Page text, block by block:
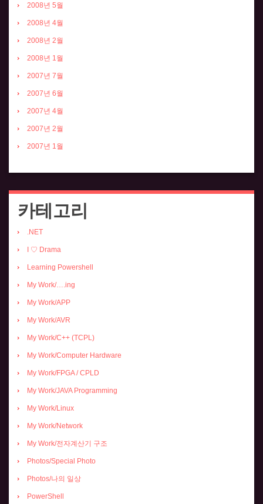
2008년 5월
2008년 4월
2008년 2월
2008년 1월
2007년 7월
2007년 6월
2007년 4월
2007년 2월
2007년 1월
카테고리
.NET
I ♡ Drama
Learning Powershell
My Work/….ing
My Work/APP
My Work/AVR
My Work/C++ (TCPL)
My Work/Computer Hardware
My Work/FPGA / CPLD
My Work/JAVA Programming
My Work/Linux
My Work/Network
My Work/전자계산기 구조
Photos/Special Photo
Photos/나의 일상
PowerShell